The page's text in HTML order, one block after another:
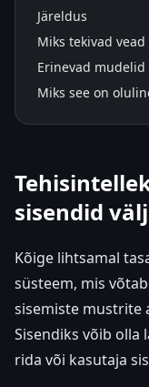
Järeldus
Miks tekivad vead
Erinevad mudelid
Miks see on
sisendid
Kõige lihtsamal
süsteem, mis
sisemiste mustrite
Sisendiks võib olla
rida või kasutaja